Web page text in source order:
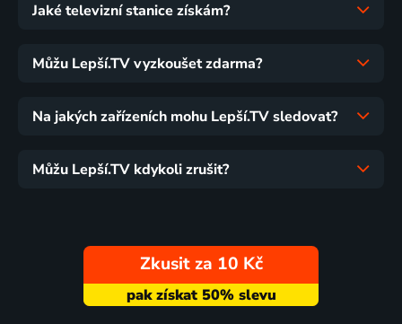
Jaké televizní stanice získám?
Můžu Lepší.TV vyzkoušet zdarma?
Na jakých zařízeních mohu Lepší.TV sledovat?
Můžu Lepší.TV kdykoli zrušit?
Zkusit za 10 Kč